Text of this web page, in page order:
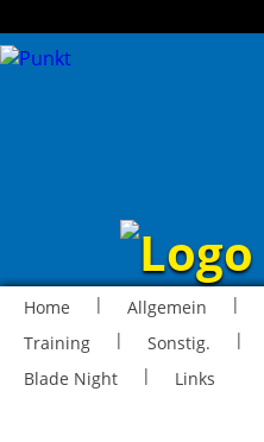
Home | Allgemein |
Training
| Sonstig. |
Blade Night
| Links